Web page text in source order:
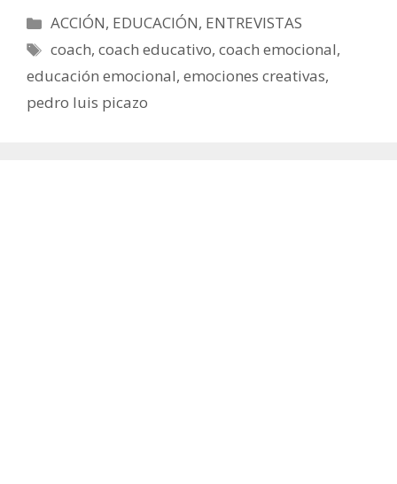
Categorías
ACCIÓN, EDUCACIÓN, ENTREVISTAS
Etiquetas
coach,coach educativo,coach emocional,
educación emocional, emociones creativas,
pedro luis picazo